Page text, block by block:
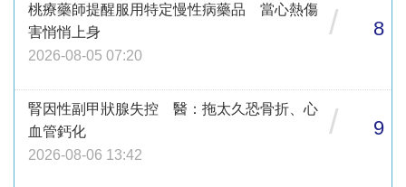
桃療藥師提醒服用特定慢性病藥品 當心熱傷
害悄悄上身
2026-08-05 07:20
/ 8
腎因性副甲狀腺失控 醫：拖太久恐骨折、心
血管鈣化
2026-08-06 13:42
/ 9